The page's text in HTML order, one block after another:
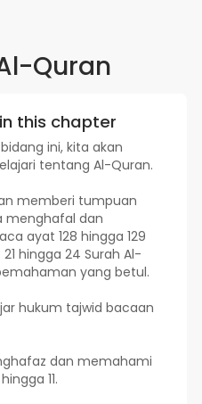
Quran
this chapter
ini, kita akan
tentang Al-Quran.
memberi tumpuan
menghafal dan
ayat 128 hingga 129
hingga 24 Surah Al-
yang betul.
hukum tajwid bacaan
dan memahami
11.